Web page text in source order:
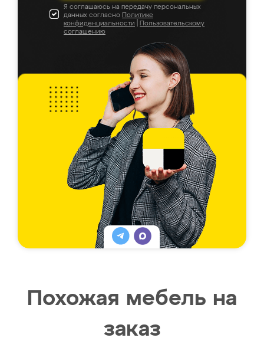
Я соглашаюсь на передачу персональных
данных согласно Политике
конфиденциальности
Пользовательскому
соглашению
Похожая мебель на
заказ